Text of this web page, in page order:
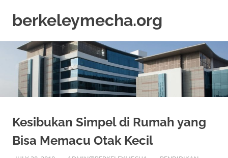
content
berkeleymecha.org
Bisnis
Terkini
Kesibukan Simpel di Rumah yang
Bisa Memacu Otak Kecil